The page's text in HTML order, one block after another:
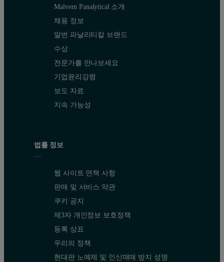
Malvern Panalytical 소개
채용 정보
말번 파날리티칼 브랜드
수상
전문가를 만나보세요
기업윤리강령
보도 자료
지속 가능성
법률 정보
웹 사이트 면책 사항
판매 및 서비스 약관
쿠키 공지
제3자 개인정보 보호정책
등록 상표
우리의 정책
현대판 노예제 및 인신매매 방지 성명